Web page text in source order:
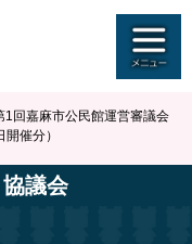
1回嘉麻市公民館運営審議会
催分）
議会